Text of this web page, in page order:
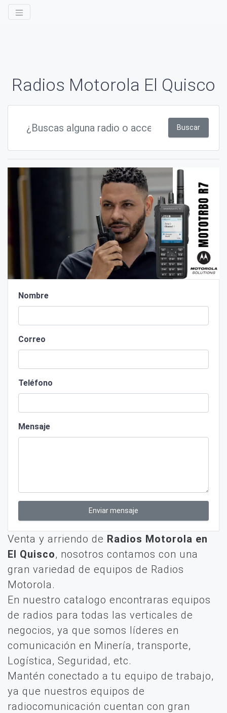
Radios Motorola El Quisco
Buscar
Nombre
Correo
Teléfono
Mensaje
Enviar mensaje
Venta y arriendo de Radios Motorola en
El Quisco, nosotros contamos con una
gran variedad de equipos de Radios
Motorola.
En nuestro catalogo encontraras equipos
de radios para todas las verticales de
negocios, ya que somos líderes en
comunicación en Minería, transporte,
Logística, Seguridad, etc.
Mantén conectado a tu equipo de trabajo,
ya que nuestros equipos de
radiocomunicación cuentan con gran